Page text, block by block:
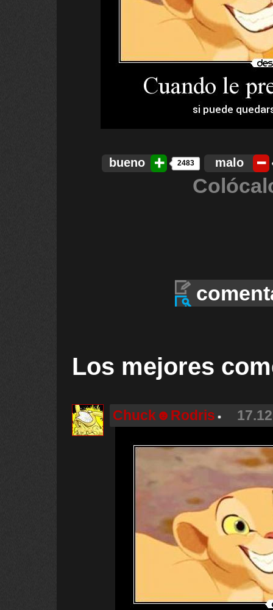
bueno 2483 malo
Los mejores
Chuck☻Rodris